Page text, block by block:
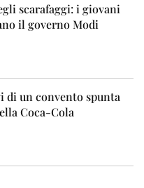
scarafaggi: i giovani
il governo Modi
di un convento spunta
Coca-Cola